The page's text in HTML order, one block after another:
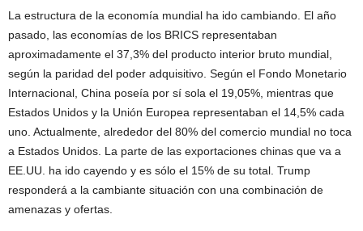
La estructura de la economía mundial ha ido cambiando. El año
pasado, las economías de los BRICS representaban
aproximadamente el 37,3% del producto interior bruto mundial,
según la paridad del poder adquisitivo. Según el Fondo Monetario
Internacional, China poseía por sí sola el 19,05%, mientras que
Estados Unidos y la Unión Europea representaban el 14,5% cada
uno. Actualmente, alrededor del 80% del comercio mundial no toca
a Estados Unidos. La parte de las exportaciones chinas que va a
EE.UU. ha ido cayendo y es sólo el 15% de su total. Trump
responderá a la cambiante situación con una combinación de
amenazas y ofertas.